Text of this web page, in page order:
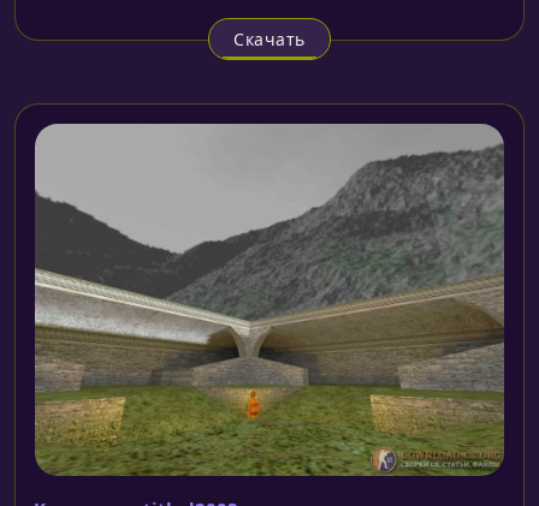
Скачать